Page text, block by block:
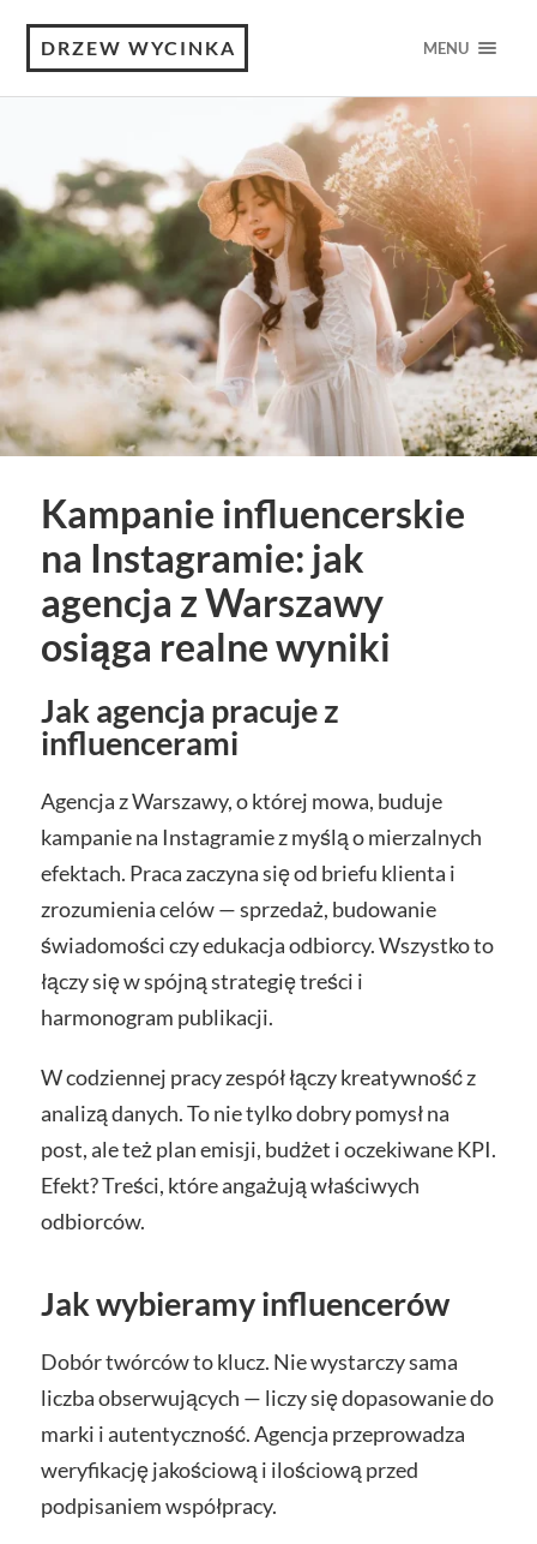
DRZEW WYCINKA MENU
Kampanie influencerskie
na Instagramie: jak
agencja z Warszawy
osiąga realne wyniki
Jak agencja pracuje z
influencerami
Agencja z Warszawy, o której mowa, buduje
kampanie na Instagramie z myślą o mierzalnych
efektach. Praca zaczyna się od briefu klienta i
zrozumienia celów — sprzedaż, budowanie
świadomości czy edukacja odbiorcy. Wszystko to
łączy się w spójną strategię treści i
harmonogram publikacji.
W codziennej pracy zespół łączy kreatywność z
analizą danych. To nie tylko dobry pomysł na
post, ale też plan emisji, budżet i oczekiwane KPI.
Efekt? Treści, które angażują właściwych
odbiorców.
Jak wybieramy influencerów
Dobór twórców to klucz. Nie wystarczy sama
liczba obserwujących — liczy się dopasowanie do
marki i autentyczność. Agencja przeprowadza
weryfikację jakościową i ilościową przed
podpisaniem współpracy.